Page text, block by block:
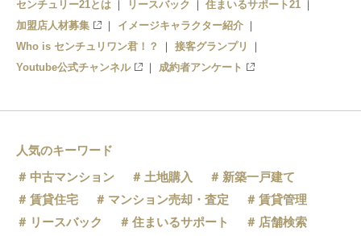
センチュリー21とは
リースバック
住まいるサポート21
加盟店人材募集
イメージキャラクター紹介
Who is センチュリワン君！？
接客グランプリ
Youtube公式チャンネル
成約者アンケート
人気のキーワード
中古マンション
土地購入
新築一戸建て
賃貸住宅
マンション売却・査定
賃貸管理
リースバック
住まいるサポート
店舗検索